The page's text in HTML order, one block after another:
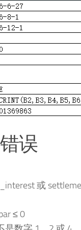
误
或
≤ 0